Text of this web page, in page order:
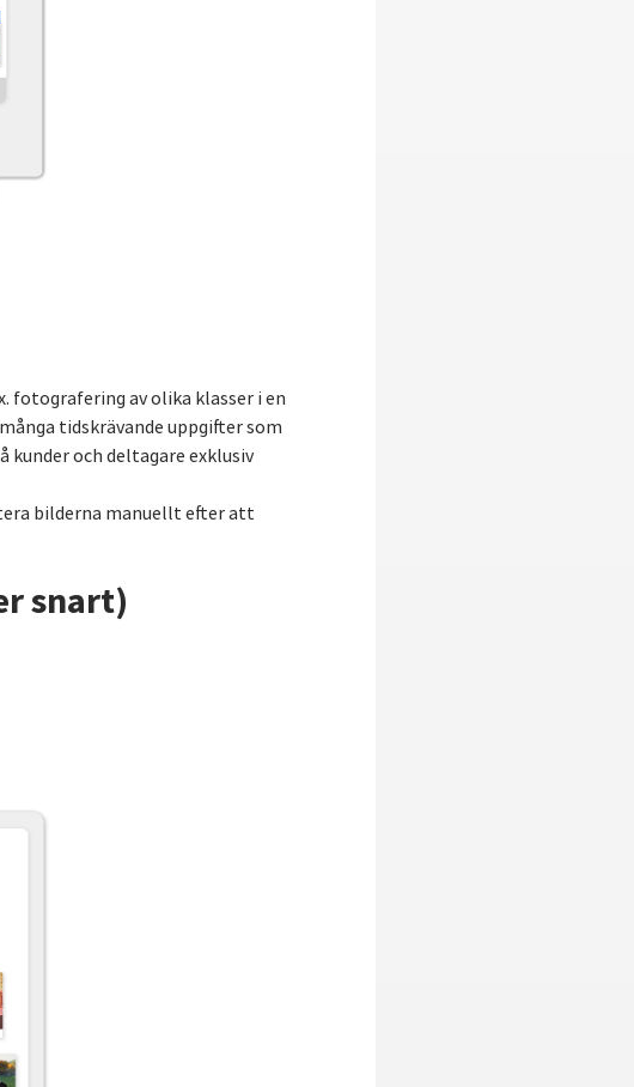
fotografering av olika klasser i en
tidskrävande uppgifter som
kunder och deltagare exklusiv
bilderna manuellt efter att
snart)